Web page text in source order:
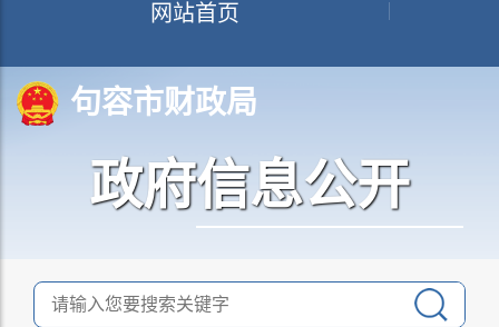
网站首页
句容市财政局
政府信息公开